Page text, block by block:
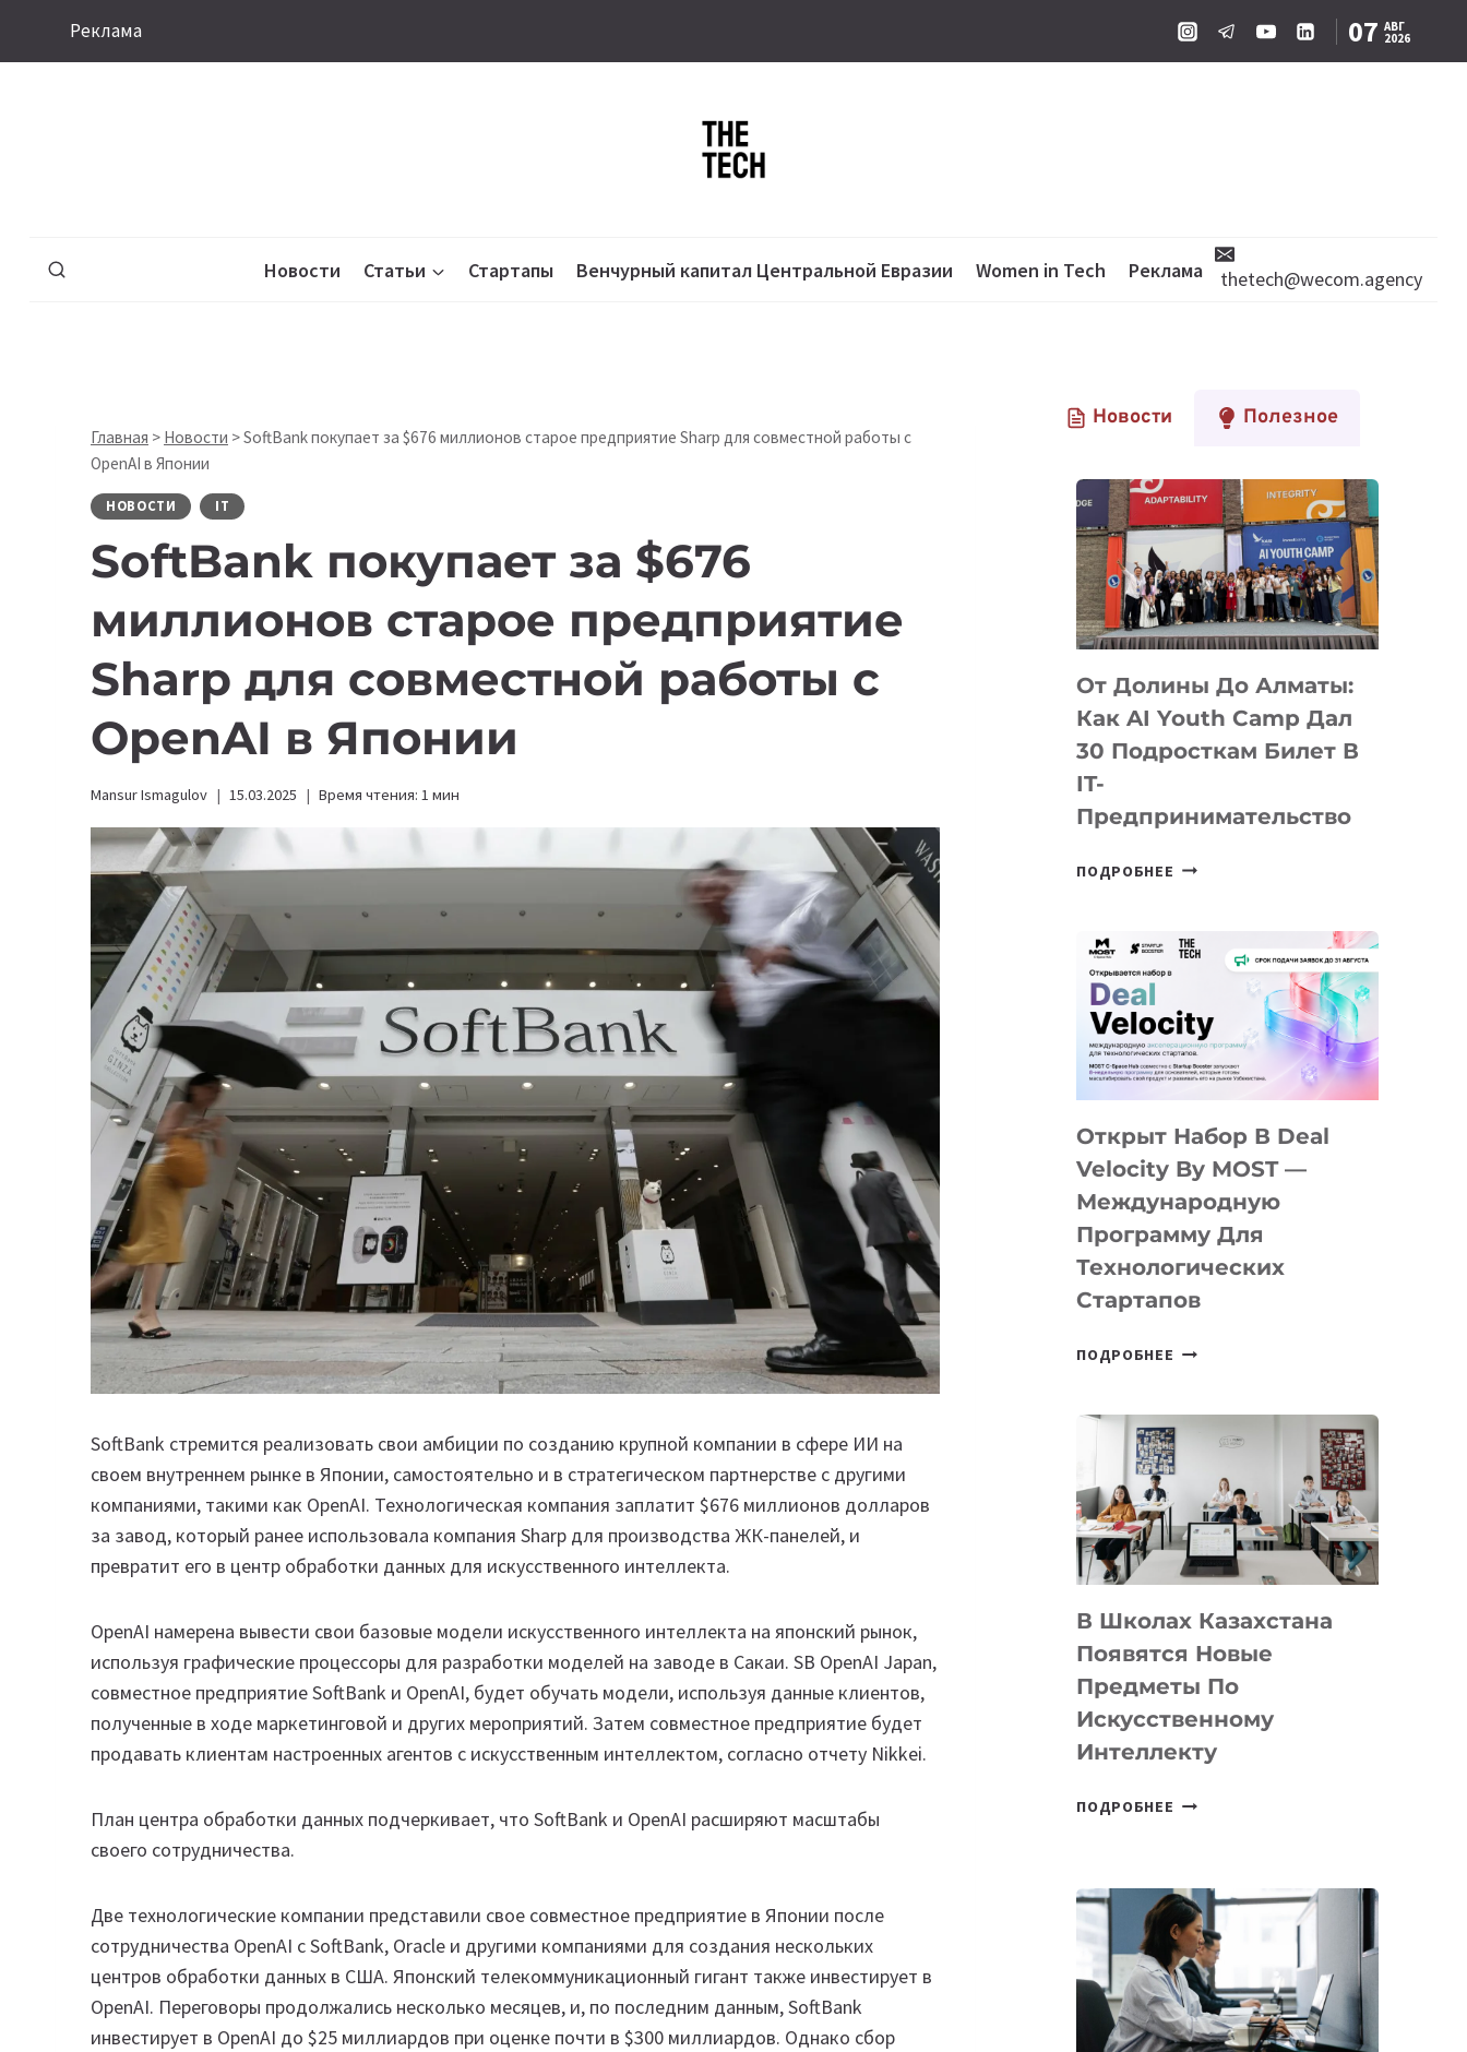
Реклама 07 АВГ
2026
Новости Статьи Стартапы Венчурный капитал Центральной Евразии Women in Tech Реклама thetech@wecom.agency
Главная > Новости >SoftBank покупает за $676 миллионов старое предприятие Sharp для совместной работы с
OpenAI в Японии
НОВОСТИ IT
SoftBank покупает за $676
миллионов старое предприятие
Sharp для совместной работы с
OpenAI в Японии
Mansur Ismagulov 15.03.2025 Время чтения: 1 мин
SoftBank стремится реализовать свои амбиции по созданию крупной компании в сфере ИИ на
своем внутреннем рынке в Японии, самостоятельно и в стратегическом партнерстве с другими
компаниями, такими как OpenAI. Технологическая компания заплатит $676 миллионов долларов
за завод, который ранее использовала компания Sharp для производства ЖК-панелей, и
превратит его в центр обработки данных для искусственного интеллекта.
OpenAI намерена вывести свои базовые модели искусственного интеллекта на японский рынок,
используя графические процессоры для разработки моделей на заводе в Сакаи. SB OpenAI Japan,
совместное предприятие SoftBank и OpenAI, будет обучать модели, используя данные клиентов,
полученные в ходе маркетинговой и других мероприятий. Затем совместное предприятие будет
продавать клиентам настроенных агентов с искусственным интеллектом, согласно отчету Nikkei.
План центра обработки данных подчеркивает, что SoftBank и OpenAI расширяют масштабы
своего сотрудничества.
Две технологические компании представили свое совместное предприятие в Японии после
сотрудничества OpenAI с SoftBank, Oracle и другими компаниями для создания нескольких
центров обработки данных в США. Японский телекоммуникационный гигант также инвестирует в
OpenAI. Переговоры продолжались несколько месяцев, и, по последним данным, SoftBank
инвестирует в OpenAI до $25 миллиардов при оценке почти в $300 миллиардов. Однако сбор
Новости Полезное
От Долины До Алматы:
Как AI Youth Camp Дал
30 Подросткам Билет В
IT-
Предпринимательство
ПОДРОБНЕЕ ОТ
АЛМАТЫ:
YOUTH
CAMP
ДАЛ
ПОДРОСТКАМ
БИЛЕТ
IT-
ПРЕДПРИНИМАТЕЛЬСТВО
Открыт Набор В Deal
Velocity By MOST —
Международную
Программу Для
Технологических
Стартапов
ПОДРОБНЕЕ ОТКРЫТ
DEAL
VELOCITY
MOST
—
МЕЖДУНАРОДНУЮ
ДЛЯ
ТЕХНОЛОГИЧЕСКИХ
СТАРТАПОВ
В Школах Казахстана
Появятся Новые
Предметы По
Искусственному
Интеллекту
ПОДРОБНЕЕ
НОВЫЕ
ПРЕДМЕТЫ
ПО
ИСКУССТВЕННОМУ
ИНТЕЛЛЕКТУ